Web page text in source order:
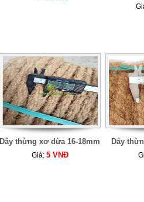
Dây thừng xơ dừa 16-18mm
Giá: 5 VNĐ
Dây